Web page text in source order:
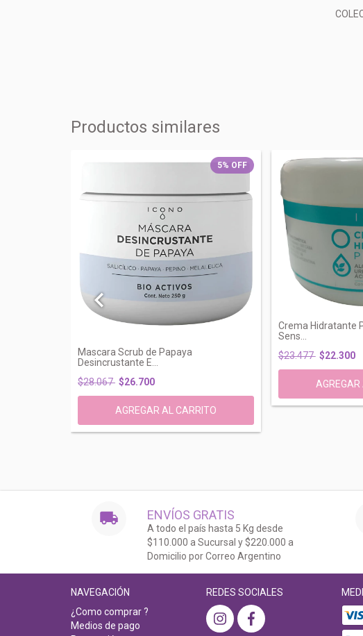
Productos similares
5% OFF
Mascara Scrub de Papaya
Desincrustante E...
$28.067 $26.700
Crema Hidratante
Sens...
$23.477 $22.300
ENVÍOS GRATIS
A todo el país hasta 5 Kg desde
$110.000 a Sucursal y $220.000 a
Domicilio por Correo Argentino
NAVEGACIÓN
¿Como comprar ?
Medios de pago
REDES SOCIALES